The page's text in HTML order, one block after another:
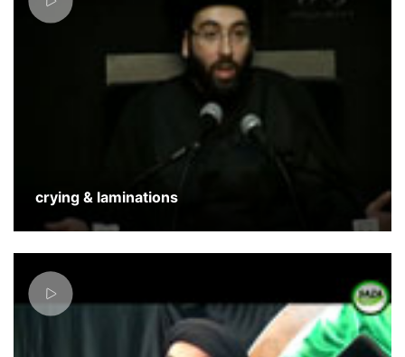
crying & laminations